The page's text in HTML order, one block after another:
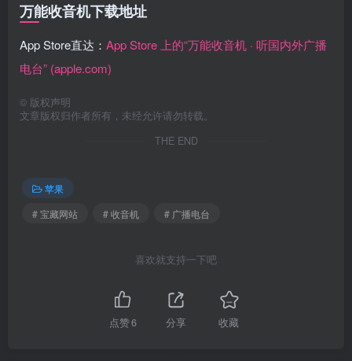
万能收音机下载地址
App Store直达： App Store 上的“万能收音机 · 听国内外广播
电台” (apple.com)
© 版权声明
文章版权归作者所有，未经允许请勿转载。
THE END
苹果
# 宝藏网站
# 收音机 # 广播电台
喜欢就支持一下吧
点赞6 分享 收藏